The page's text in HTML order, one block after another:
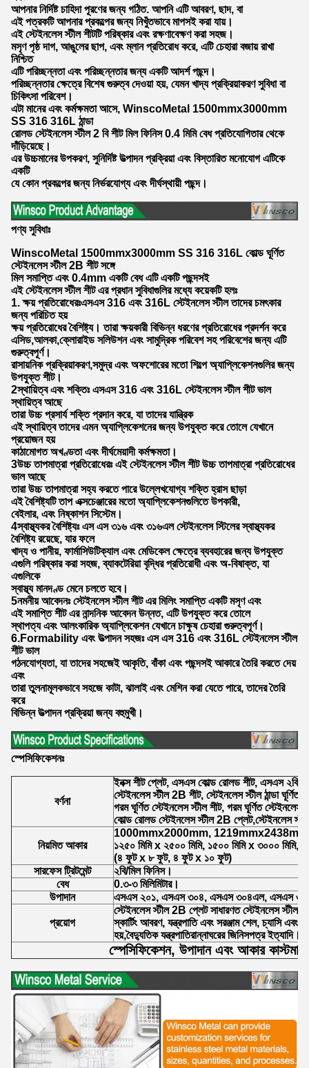
আপনার নির্দিষ্ট চাহিদা পূরণের জন্য গঠিত. আপনি এটি আবরণ, ছাদ, বা
এই পত্রকটি আপনার প্রকল্পের জন্য নিখুঁতভাবে মাপসই করা যায়।
এই স্টেইনলেস স্টীল শীটটি পরিষ্কার এবং রক্ষণাবেক্ষণ করা সহজ।
মসৃণ পৃষ্ঠ দাগ, আঙুলের ছাপ, এবং ম্লান প্রতিরোধ করে, এটি চেহারা বজায় রাখা
নিশ্চিত
এটি পরিচ্ছন্নতা এবং পরিচ্ছন্নতার জন্য একটি আদর্শ পছন্দ।
পরিচ্ছন্নতার ক্ষেত্রে বিশেষ গুরুত্ব দেওয়া হয়, যেমন খাদ্য প্রক্রিয়াকরণ সুবিধা বা
চিকিৎসা পরিবেশ।
এটা মানের এবং কর্মক্ষমতা আসে, WinscoMetal 1500mmx3000mm
SS 316 316L ঠান্ডা
রোলড স্টেইনলেস স্টীল 2 বি শীট মিল ফিনিস 0.4 মিমি বেধ প্রতিযোগিতার থেকে
দাঁড়িয়েছে।
এর উচ্চমানের উপকরণ, সুনির্দিষ্ট উত্পাদন প্রক্রিয়া এবং বিস্তারিত মনোযোগ এটিকে
একটি
যে কোন প্রকল্পের জন্য নির্ভরযোগ্য এবং দীর্ঘস্থায়ী পছন্দ।
পণ্য সুবিধাঃ
WinscoMetal 1500mmx3000mm SS 316 316L কোল্ড ঘূর্ণিত
স্টেইনলেস স্টীল 2B শীট সঙ্গে
মিল সমাপ্তি এবং 0.4mm একটি বেধ এটি একটি পছন্দসই
এই স্টেইনলেস স্টীল শীট এর প্রধান সুবিধাগুলির মধ্যে কয়েকটি হলঃ
1. ক্ষয় প্রতিরোধেরঃএসএস 316 এবং 316L স্টেইনলেস স্টীল তাদের চমৎকার
জন্য পরিচিত হয়
ক্ষয় প্রতিরোধের বৈশিষ্ট্য। তারা ক্ষয়কারী বিভিন্ন ধরণের প্রতিরোধের প্রদর্শন করে
এসিড,আলকা,ক্লোরাইড সলিউশন এবং সামুদ্রিক পরিবেশ সহ পরিবেশের জন্য এটি
গুরুত্বপূর্ণ।
রাসায়নিক প্রক্রিয়াকরণ,সমুদ্র এবং অফশোরের মতো শিল্পে অ্যাপ্লিকেশনগুলির জন্য
উপযুক্ত শীট।
2স্থায়িত্ব এবং শক্তিঃ এসএস 316 এবং 316L স্টেইনলেস স্টীল শীট ভাল
স্থায়িত্ব আছে
তারা উচ্চ প্রসার্য শক্তি প্রদান করে, যা তাদের যান্ত্রিক
এই স্থায়িত্ব তাদের এমন অ্যাপ্লিকেশনের জন্য উপযুক্ত করে তোলে যেখানে
প্রয়োজন হয়
কাঠামোগত অখণ্ডতা এবং দীর্ঘমেয়াদী কর্মক্ষমতা।
3উচ্চ তাপমাত্রা প্রতিরোধেরঃ এই স্টেইনলেস স্টীল শীট উচ্চ তাপমাত্রা প্রতিরোধের
ভাল আছে
তারা উচ্চ তাপমাত্রা সহ্য করতে পারে উল্লেখযোগ্য শক্তি হ্রাস ছাড়া
এই বৈশিষ্ট্যটি তাপ এক্সচেঞ্জারের মতো অ্যাপ্লিকেশনগুলিতে উপকারী,
বেইলার, এবং নিষ্কাশন সিস্টেম।
4স্বাস্থ্যকর বৈশিষ্ট্যঃ এস এস ৩১৬ এবং ৩১৬এল স্টেইনলেস স্টিলের স্বাস্থ্যকর
বৈশিষ্ট্য রয়েছে, যার ফলে
খাদ্য ও পানীয়, ফার্মাসিউটিক্যাল এবং মেডিকেল ক্ষেত্রে ব্যবহারের জন্য উপযুক্ত
এগুলি পরিষ্কার করা সহজ, ব্যাকটেরিয়া বৃদ্ধির প্রতিরোধী এবং অ-বিষাক্ত, যা
এগুলিকে
স্বাস্থ্য মানদণ্ড মেনে চলতে হবে।
5নমনীয় আবেদনঃ স্টেইনলেস স্টীল শীট এর মিলিং সমাপ্তি একটি মসৃণ এবং
এই সমাপ্তি শীট এর নান্দনিক আবেদন উন্নত, এটি উপযুক্ত করে তোলে
স্থাপত্য এবং আলংকারিক অ্যাপ্লিকেশন যেখানে চাক্ষুষ চেহারা গুরুত্বপূর্ণ।
6.Formability এবং উত্পাদন সহজঃ এস এস 316 এবং 316L স্টেইনলেস স্টীল
শীট ভাল
গঠনযোগ্যতা, যা তাদের সহজেই আকৃতি, বাঁকা এবং পছন্দসই আকারে তৈরি করতে দেয়
এবং
তারা তুলনামূলকভাবে সহজে কাটা, ঝালাই এবং মেশিন করা যেতে পারে, তাদের তৈরি
করে
বিভিন্ন উত্পাদন প্রক্রিয়া জন্য বহুমুখী।
স্পেসিফিকেশনঃ
বর্ণনা
ইনক্স শীট প্লেট, এসএস কোল্ড রোলড শীট, এসএস ২বি
স্টেইনলেস স্টীল 2B শীট, স্টেইনলেস স্টীল ঠান্ডা ঘূর্ণিত
গরম ঘূর্ণিত স্টেইনলেস স্টীল শীট, গরম ঘূর্ণিত স্টেইনলেস
কোল্ড রোলড স্টেইনলেস স্টীল 2B প্লেট,স্টেইনলেস
নিয়মিত আকার
1000mmx2000mm,
১২৫০ মিমি x ২৫০০ মিমি, ১৫০০ মিমি x ৩০০০ মিমি,
(৪ ফুট x ৮ ফুট, ৪ ফুট x ১০ ফুট)
সারফেস ট্রিটমেন্ট
২বি/মিল ফিনিস।
বেধ
0.৩-৩ মিলিমিটার।
উপাদান
এসএস ২০১, এসএস ৩০৪, এসএস ৩০৪এল, এসএস
প্রয়োগ
স্টেইনলেস স্টীল 2B প্লেট সাধারণত স্টেইনলেস স্টীল
স্কার্টিং আবরণ, যন্ত্রপাতি এবং সরঞ্জাম শেল, চ্যাসি এবং
হয়,বৈদ্যুতিক যন্ত্রপাতিরান্নাঘরের জিনিসপত্র ইত্যাদি।
স্পেসিফিকেশন, উপাদান এবং আকার